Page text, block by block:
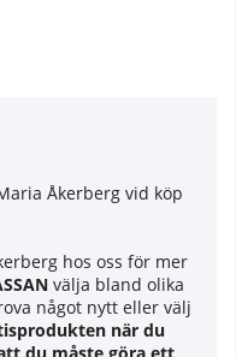
Åkerberg vid köp
hos oss för mer
välja bland olika
något nytt eller välj
när du